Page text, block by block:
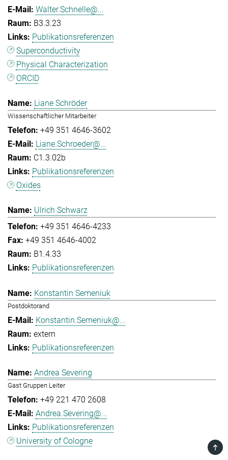
Walter.Schnelle@...
B3.3.23
Publikationsreferenzen
Superconductivity
Physical Characterization
ORCID
Liane Schröder
Wissenschaftlicher Mitarbeiter
+49 351 4646-3602
Liane.Schroeder@...
C1.3.02b
Publikationsreferenzen
Oxides
Ulrich Schwarz
+49 351 4646-4233
+49 351 4646-4002
B1.4.33
Publikationsreferenzen
Konstantin Semeniuk
Postdoktorand
Konstantin.Semeniuk@...
extern
Publikationsreferenzen
Andrea Severing
Gast Gruppen Leiter
+49 221 470 2608
Andrea.Severing@...
Publikationsreferenzen
University of Cologne
TOP